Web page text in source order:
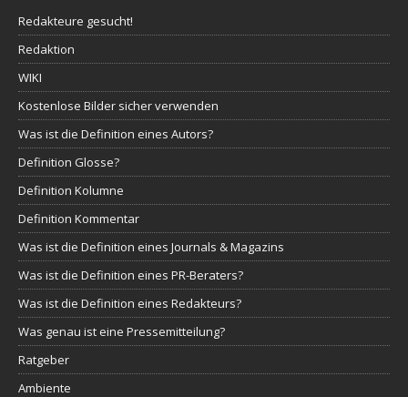
Redakteure gesucht!
Redaktion
WIKI
Kostenlose Bilder sicher verwenden
Was ist die Definition eines Autors?
Definition Glosse?
Definition Kolumne
Definition Kommentar
Was ist die Definition eines Journals & Magazins
Was ist die Definition eines PR-Beraters?
Was ist die Definition eines Redakteurs?
Was genau ist eine Pressemitteilung?
Ratgeber
Ambiente